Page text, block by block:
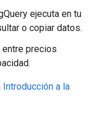
ejecuta en tu
o copiar datos.
precios
Introducción a la